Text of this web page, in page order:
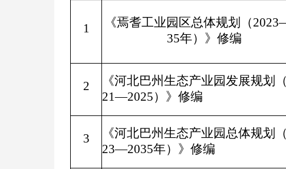
1
《焉耆工业园区总体规划（
35年）》修编
2
《河北巴州生态产业园发展规划
21—2025）》修编
3
《河北巴州生态产业园总体规划
23—2035年）》修编